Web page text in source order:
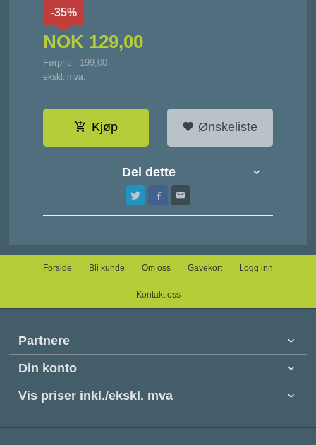
NOK 129,00
Førpris: 199,00
Rabatt
-35%
ekskl. mva.
Kjøp Ønskeliste
Del dette
Forside Bli kunde Om oss Gavekort Logg inn
Kontakt oss
Partnere
Din konto
Vis priser inkl./ekskl. mva